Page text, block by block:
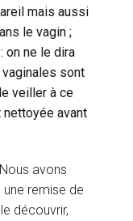
mais aussi
le vagin ;
: on ne le dira
sont
veiller à ce
avant
avons
remise de
découvrir,